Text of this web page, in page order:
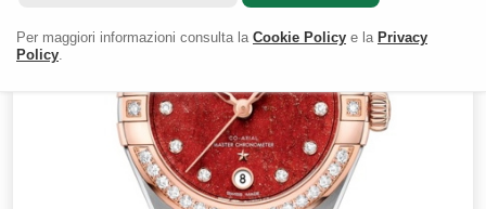
Per maggiori informazioni consulta la Cookie Policy e la Privacy
Policy.